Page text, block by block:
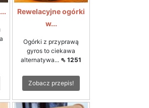
Rewelacyjne ogórki
w...
Ogórki z przyprawą
gyros to ciekawa
alternatywa... ⇖ 1251
Zobacz przepis!